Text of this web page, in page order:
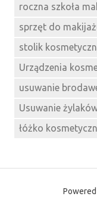
roczna szkoła
sprzęt do
stolik
Urządzenia
usuwanie
Usuwanie
łóżko